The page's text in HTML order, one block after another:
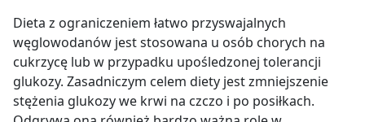
Dieta z ograniczeniem łatwo przyswajalnych
węglowodanów jest stosowana u osób chorych na
cukrzycę lub w przypadku upośledzonej tolerancji
glukozy. Zasadniczym celem diety jest zmniejszenie
stężenia glukozy we krwi na czczo i po posiłkach.